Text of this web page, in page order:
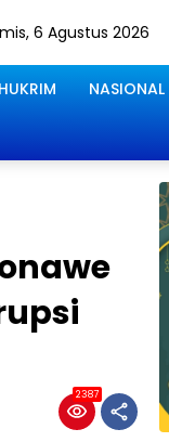
6 Agustus 2026
HUKRIM NASIONAL
2387